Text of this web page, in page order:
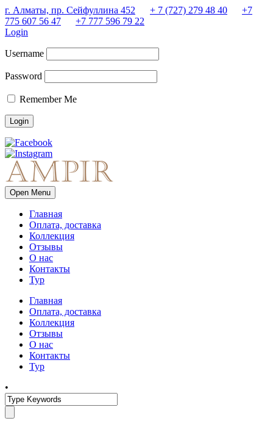
г. Алматы, пр. Сейфуллина 452 + 7 (727) 279 48 40
+7
775 607 56 47
+7 777 596 79 22
Login
Username
Password
Remember Me
Open Menu
Главная
Оплата, доставка
Коллекция
Отзывы
О нас
Контакты
Тур
Главная
Оплата, доставка
Коллекция
Отзывы
О нас
Контакты
Тур
•